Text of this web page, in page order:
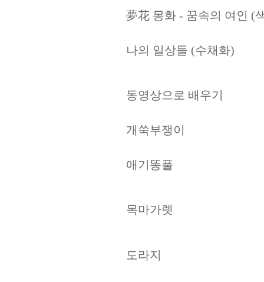
夢花 몽화 - 꿈속의 여인 (
나의 일상들 (수채화)
동영상으로 배우기
개쑥부쟁이
애기똥풀
목마가렛
도라지